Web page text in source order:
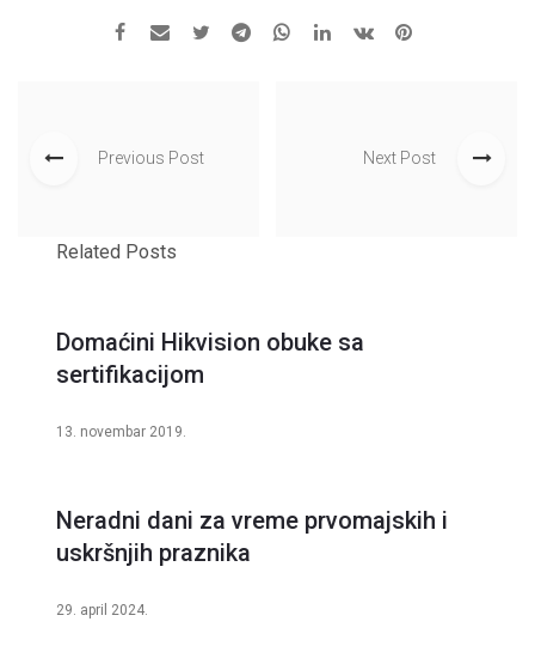
Next Post
Previous Post
Related Posts
Domaćini Hikvision obuke sa
sertifikacijom
13. novembar 2019.
Neradni dani za vreme prvomajskih i
uskršnjih praznika
29. april 2024.